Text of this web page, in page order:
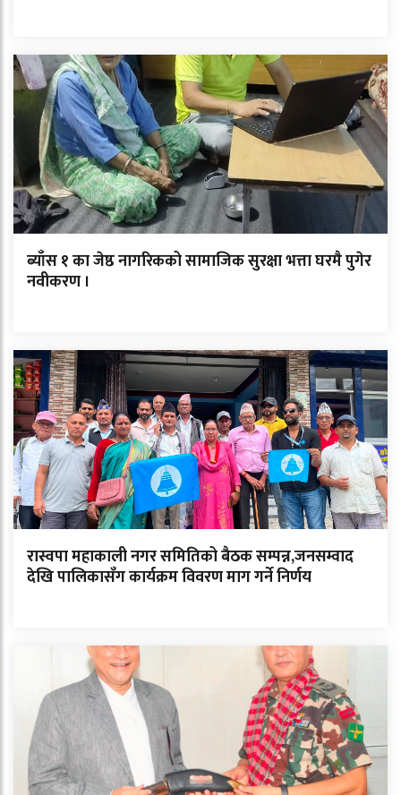
ब्याँस १ का जेष्ठ नागरिकको सामाजिक सुरक्षा भत्ता घरमै पुगेर
नवीकरण ।
रास्वपा महाकाली नगर समितिको बैठक सम्पन्न,जनसम्वाद
देखि पालिकासँग कार्यक्रम विवरण माग गर्ने निर्णय